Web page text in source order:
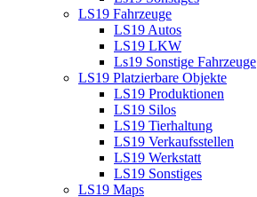
LS19 Fahrzeuge
LS19 Autos
LS19 LKW
Ls19 Sonstige Fahrzeuge
LS19 Platzierbare Objekte
LS19 Produktionen
LS19 Silos
LS19 Tierhaltung
LS19 Verkaufsstellen
LS19 Werkstatt
LS19 Sonstiges
LS19 Maps